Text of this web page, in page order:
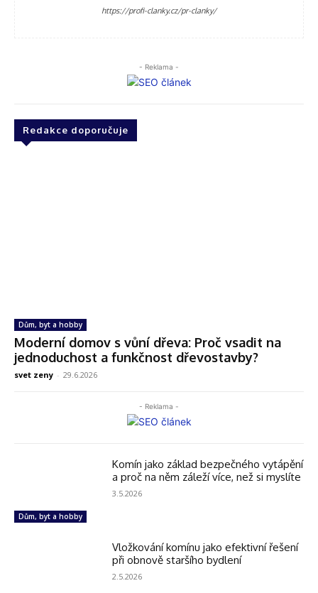
https://profi-clanky.cz/pr-clanky/
- Reklama -
Redakce doporučuje
Dům, byt a hobby
Moderní domov s vůní dřeva: Proč vsadit na
jednoduchost a funkčnost dřevostavby?
svet zeny - 29.6.2026
- Reklama -
Dům, byt a hobby
Komín jako základ bezpečného vytápění
a proč na něm záleží více, než si myslíte
3.5.2026
Vložkování komínu jako efektivní řešení
při obnově staršího bydlení
2.5.2026